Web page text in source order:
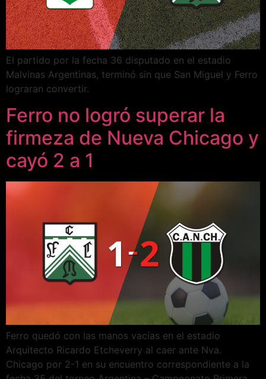
El partido por la fecha 36 disputado en el estadio
Malvinas Argentinas, terminó sin que San Miguel y Ferro
lograran convertir.
Ferro no logró superar la
firmeza de Nueva Chicago y
cayó 2 a 1
Ferro quedó con las manos vacías en el estadio
Arquitecto Ricardo Etcheverry al caer ante Nva.
Chicago por 2-1 en su encuentro correspondiente a la